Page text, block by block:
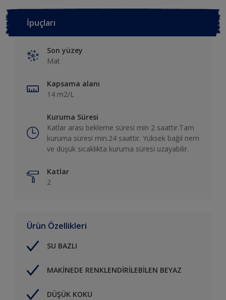
İpuçları
Son yüzey
Mat
Kapsama alanı
14 m2/L
Kuruma Süresi
Katlar arası bekleme süresi min 2 saattir.Tam
kuruma süresi min.24 saattir. Yüksek bağıl nem
ve düşük sıcaklıkta kuruma süresi uzayabilir.
Katlar
2
Ürün Özellikleri
SU BAZLI
MAKİNEDE RENKLENDİRİLEBİLEN BEYAZ
DÜŞÜK KOKU